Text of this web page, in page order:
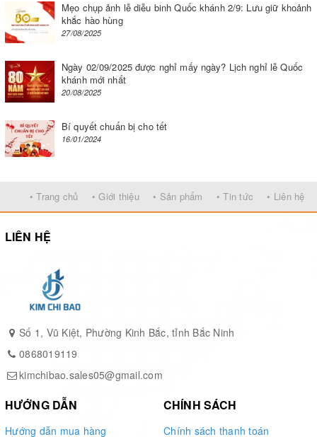
Mẹo chụp ảnh lễ diễu binh Quốc khánh 2/9: Lưu giữ khoảnh
khắc hào hùng
27/08/2025
Ngày 02/09/2025 được nghỉ mấy ngày? Lịch nghỉ lễ Quốc
khánh mới nhất
20/08/2025
Bí quyết chuẩn bị cho tết
16/01/2024
• Trang chủ • Giới thiệu • Sản phẩm • Tin tức • Liên hệ
LIÊN HỆ
Số 1, Vũ Kiệt, Phường Kinh Bắc, tỉnh Bắc Ninh
0868019119
kimchibao.sales05@gmail.com
HƯỚNG DẪN
Hướng dẫn mua hàng
CHÍNH SÁCH
Chính sách thanh toán